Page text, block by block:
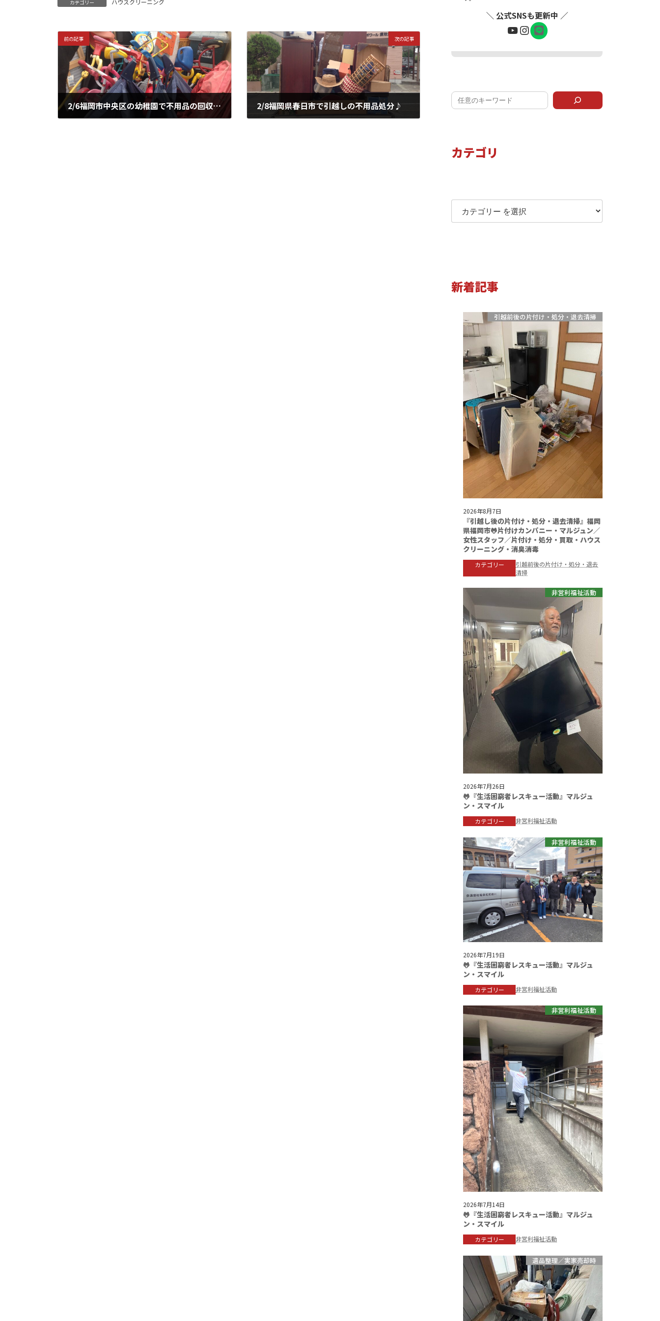
カテゴリー
前の記事
2/6福岡市中央区の幼稚園で不用品の回収処分♪
次の記事
2/8福岡県春日市で引越しの不用品処分♪
＼ 公式SNSも更新中 ／
YouTube
Instagram
ア
イ
コ
ン
リ
カテゴリ
カテゴリー
新着記事
引越前後の片付け・処分・退去清掃
2026年8月7日
『引越し後の片付け・処分・退去清掃』福岡
県福岡市🐸片付けカンパニー・マルジュン／
女性スタッフ／片付け・処分・買取・ハウス
クリーニング・消臭消毒
カテゴリー
引越前後の片付け・処分・退去
清掃
非営利福祉活動
2026年7月26日
🐸『生活困窮者レスキュー活動』マルジュ
ン・スマイル
カテゴリー 非営利福祉活動
非営利福祉活動
2026年7月19日
🐸『生活困窮者レスキュー活動』マルジュ
ン・スマイル
カテゴリー 非営利福祉活動
非営利福祉活動
2026年7月14日
🐸『生活困窮者レスキュー活動』マルジュ
ン・スマイル
カテゴリー 非営利福祉活動
遺品整理／実家売却時